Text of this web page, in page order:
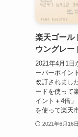
楽天ゴール
ウングレー
2021年4月1日
ーパーポイン
改訂されまし
ードを使って
イント＋4倍
を使って楽天
2021年6月16日